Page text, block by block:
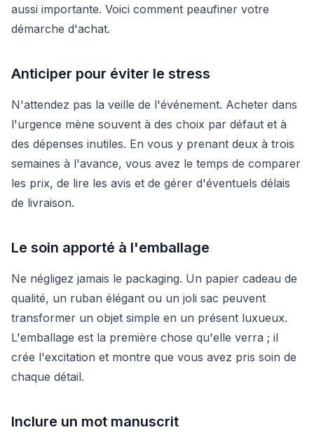
aussi importante. Voici comment peaufiner votre
démarche d'achat.
Anticiper pour éviter le stress
N'attendez pas la veille de l'événement. Acheter dans
l'urgence mène souvent à des choix par défaut et à
des dépenses inutiles. En vous y prenant deux à trois
semaines à l'avance, vous avez le temps de comparer
les prix, de lire les avis et de gérer d'éventuels délais
de livraison.
Le soin apporté à l'emballage
Ne négligez jamais le packaging. Un papier cadeau de
qualité, un ruban élégant ou un joli sac peuvent
transformer un objet simple en un présent luxueux.
L'emballage est la première chose qu'elle verra ; il
crée l'excitation et montre que vous avez pris soin de
chaque détail.
Inclure un mot manuscrit